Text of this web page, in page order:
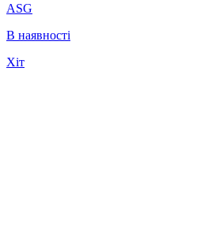
ASG
В наявності
Хіт